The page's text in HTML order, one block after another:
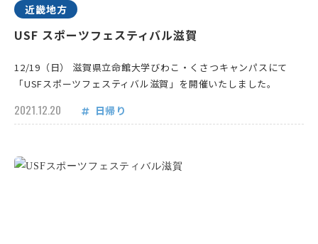
近畿地方
USF スポーツフェスティバル滋賀
12/19（日） 滋賀県立命館大学びわこ・くさつキャンパスにて
「USFスポーツフェスティバル滋賀」を開催いたしました。
2021.12.20 日帰り